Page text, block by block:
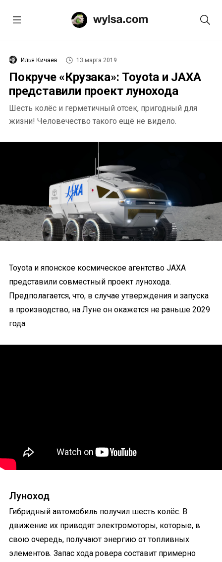
Илья Кичаев 13 марта 2019
Покруче «Крузака»: Toyota и JAXA
представили проект лунохода
Шесть колёс и герметичный отсек, пригодный для
жизни! Человечество такого ещё не видело.
Toyota и японское космическое агентство JAXA
представили совместный проект лунохода.
Предполагается, что, в случае утверждения и запуска
в производство, на Луне он окажется не раньше 2029
года.
Луноход
Гибридный автомобиль получил шесть колёс. В
движение их приводят электромоторы, которые, в
свою очередь, получают энергию от топливных
элементов. Запас хода ровера составит примерно